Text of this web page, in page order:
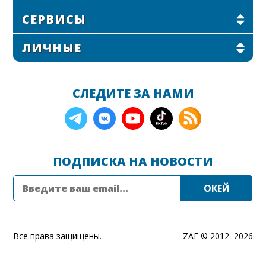
СЕРВИСЫ
ЛИЧНЫЕ
СЛЕДИТЕ ЗА НАМИ
ПОДПИСКА НА НОВОСТИ
ZAF © 2012–2026
Все права защищены.